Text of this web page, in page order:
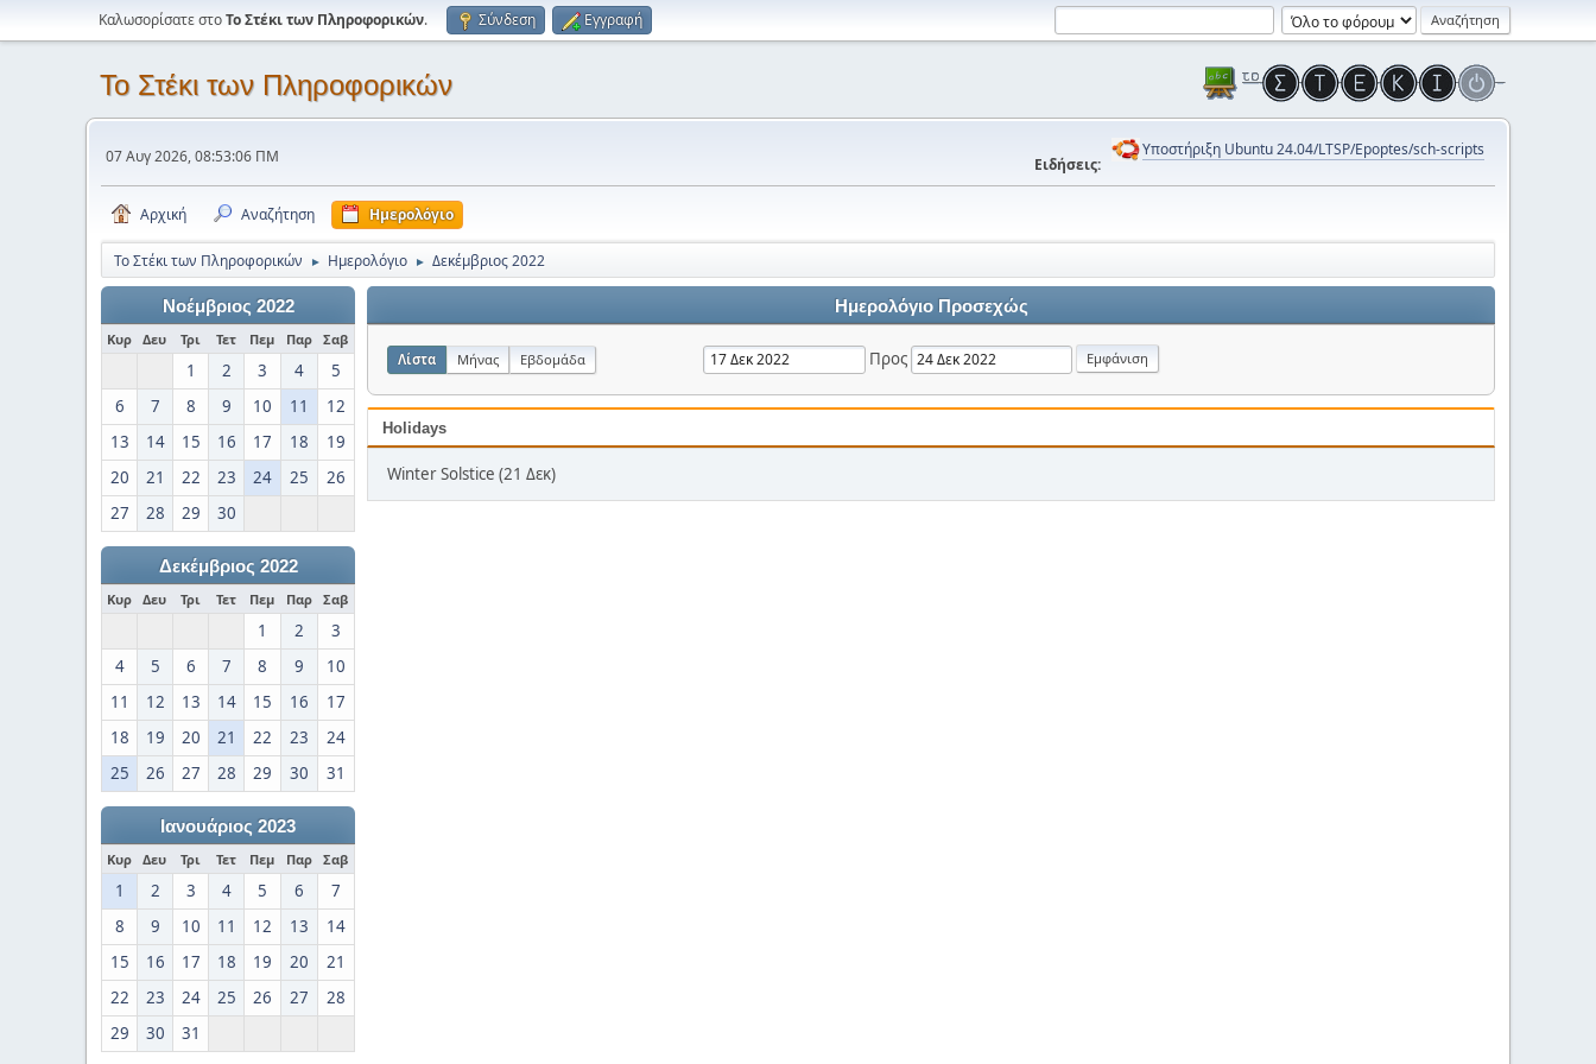
Καλωσορίσατε στοΤο Στέκι των Πληροφορικών. Σύνδεση Εγγραφή
Το Στέκι των Πληροφορικών
07 Αυγ 2026, 08:53:06 ΠΜ Ειδήσεις:
Υποστήριξη Ubuntu 24.04/LTSP/Epoptes/sch-scripts
Αρχική Αναζήτηση Ημερολόγιο
Το Στέκι των Πληροφορικών ► Ημερολόγιο ► Δεκέμβριος 2022
Νοέμβριος 2022
Κυρ Δευ Τρι Τετ Πεμ Παρ Σαβ
1 2 3 4
5
6
7 8 9 10 11
12
13
14 15 16 17 18
19
20
21 22 23 24 25
26
27
28 29 30
Δεκέμβριος 2022
Κυρ Δευ Τρι Τετ Πεμ Παρ Σαβ
1 2
3
4
5 6 7 8 9
10
11
12 13 14 15 16
17
18
19 20 21 22 23
24
25
26 27 28 29 30 31
Ιανουάριος 2023
Κυρ Δευ Τρι Τετ Πεμ Παρ Σαβ
1 2 3 4 5 6
7
8
9 10 11 12 13
14
15
16 17 18 19 20
21
22
23 24 25 26 27
28
29
30 31
Ημερολόγιο Προσεχώς
Λίστα Μήνας Εβδομάδα Προς
Holidays
Winter Solstice (21 Δεκ)